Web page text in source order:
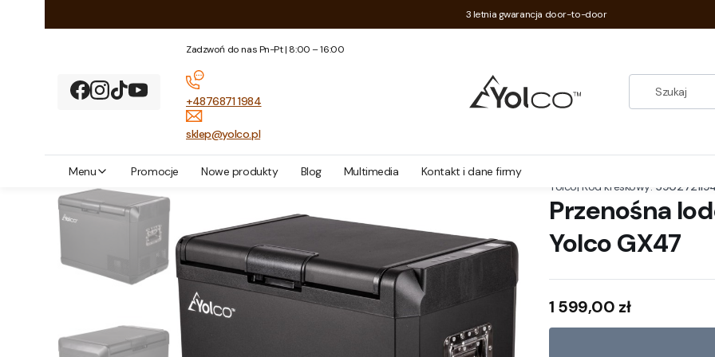
3 letnia gwarancja door-to-door
Zadzwoń do nas Pn-Pt | 8:00 – 16:00
+4876871 1984
sklep@yolco.pl
Menu Promocje Nowe produkty Blog Multimedia Kontakt i dane firmy
Przenośna lodówka kompresorowa Yolco GX47
Yolco|Kod kreskowy:
Przenośna
Yolco GX47
Cena
1 599,00 zł